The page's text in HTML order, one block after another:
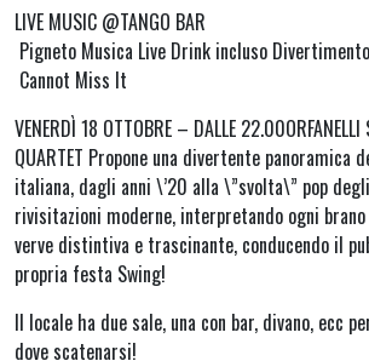
LIVE MUSIC @TANGO BAR
Pigneto Musica Live Drink incluso Divertimento
Cannot Miss It
VENERDÌ 18 OTTOBRE – DALLE 22.00ORFANELLI
QUARTET Propone una divertente panoramica
italiana, dagli anni \’20 alla \”svolta\” pop
rivisitazioni moderne, interpretando ogni brano
verve distintiva e trascinante, conducendo il
propria festa Swing!
Il locale ha due sale, una con bar, divano, ecc
dove scatenarsi!